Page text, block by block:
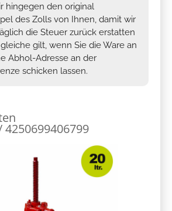
hingegen den original
des Zolls von Ihnen, damit wir
die Steuer zurück erstatten
gilt, wenn Sie die Ware an
Abhol-Adresse an der
schicken lassen.
4250699406799